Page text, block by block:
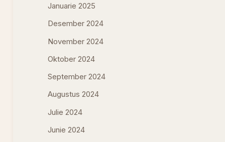
Januarie 2025
Desember 2024
November 2024
Oktober 2024
September 2024
Augustus 2024
Julie 2024
Junie 2024